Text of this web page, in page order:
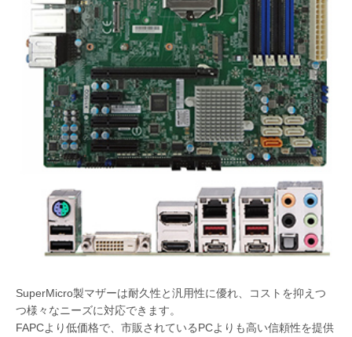
SuperMicro製マザーは耐久性と汎用性に優れ、コストを抑えつ
つ様々なニーズに対応できます。
FAPCより低価格で、市販されているPCよりも高い信頼性を提供